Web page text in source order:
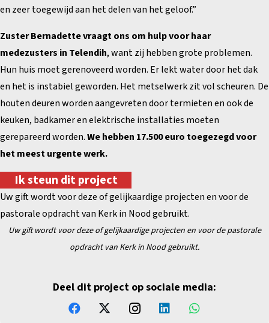
en zeer toegewijd aan het delen van het geloof.”
Zuster Bernadette vraagt ons om hulp voor haar
medezusters in Telendih, want zij hebben grote problemen.
Hun huis moet gerenoveerd worden. Er lekt water door het dak
en het is instabiel geworden. Het metselwerk zit vol scheuren. De
houten deuren worden aangevreten door termieten en ook de
keuken, badkamer en elektrische installaties moeten
gerepareerd worden.We hebben 17.500 euro toegezegd voor
het meest urgente werk.
Ik steun dit project
Uw gift wordt voor deze of gelijkaardige projecten en voor de
pastorale opdracht van Kerk in Nood gebruikt.
Uw gift wordt voor deze of gelijkaardige projecten en voor de pastorale
opdracht van Kerk in Nood gebruikt.
Deel dit project op sociale media: